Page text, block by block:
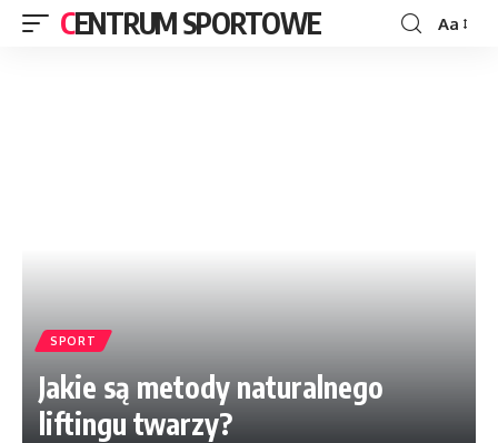
CENTRUM SPORTOWE Aa
SPORT
Jakie są metody naturalnego
liftingu twarzy?